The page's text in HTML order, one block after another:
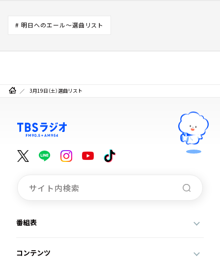
# 明日へのエール～選曲リスト
3月19日（土）選曲リスト
番組表
コンテンツ